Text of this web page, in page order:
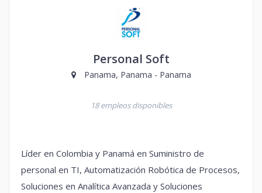
Personal Soft
Panama, Panama - Panama
18 empleos disponibles
Líder en Colombia y Panamá en Suministro de
personal en TI, Automatización Robótica de Procesos,
Soluciones en Analítica Avanzada y Soluciones